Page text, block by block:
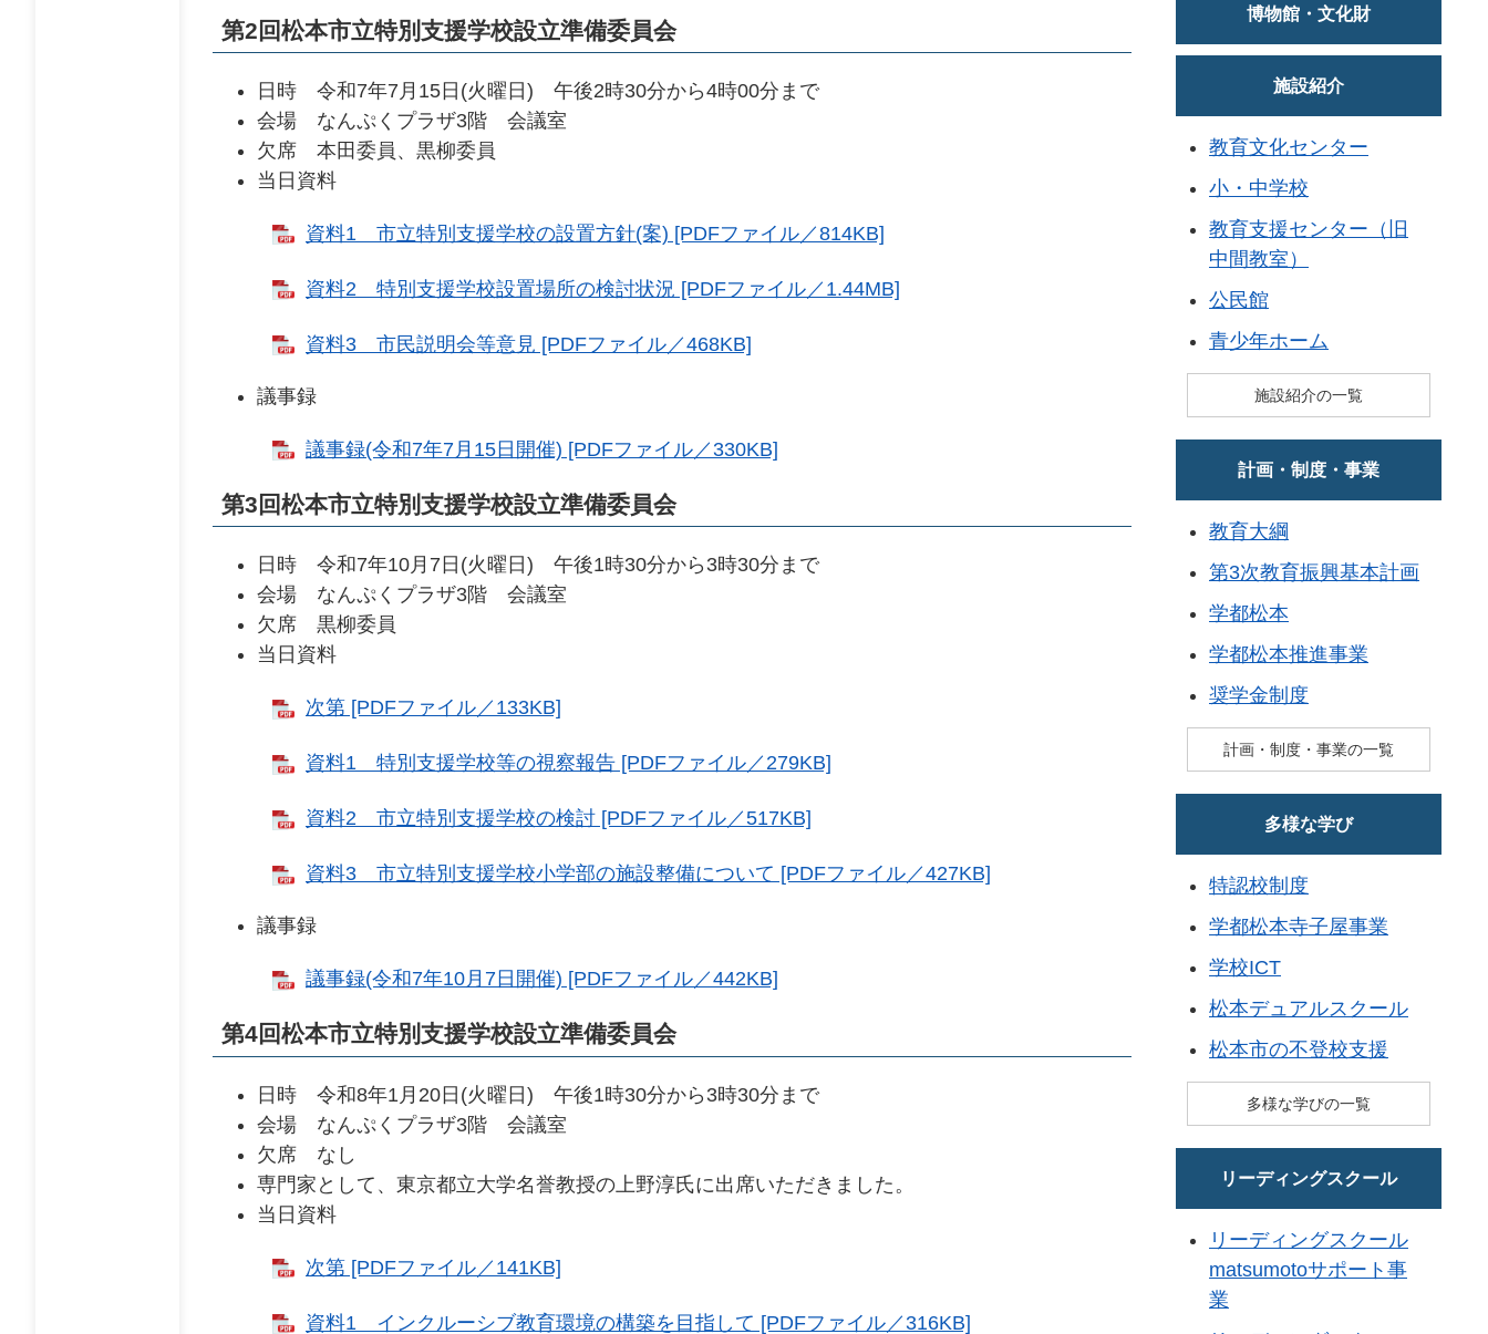
第2回松本市立特別支援学校設立準備委員会
日時 令和7年7月15日(火曜日) 午後2時30分から4時00分まで
会場 なんぷくプラザ3階 会議室
欠席 本田委員、黒柳委員
当日資料
資料1 市立特別支援学校の設置方針(案) [PDFファイル／814KB]
資料2 特別支援学校設置場所の検討状況 [PDFファイル／1.44MB]
資料3 市民説明会等意見 [PDFファイル／468KB]
議事録
議事録(令和7年7月15日開催) [PDFファイル／330KB]
第3回松本市立特別支援学校設立準備委員会
日時 令和7年10月7日(火曜日) 午後1時30分から3時30分まで
会場 なんぷくプラザ3階 会議室
欠席 黒柳委員
当日資料
次第 [PDFファイル／133KB]
資料1 特別支援学校等の視察報告 [PDFファイル／279KB]
資料2 市立特別支援学校の検討 [PDFファイル／517KB]
資料3 市立特別支援学校小学部の施設整備について [PDFファイル／427KB]
議事録
議事録(令和7年10月7日開催) [PDFファイル／442KB]
第4回松本市立特別支援学校設立準備委員会
日時 令和8年1月20日(火曜日) 午後1時30分から3時30分まで
会場 なんぷくプラザ3階 会議室
欠席 なし
専門家として、東京都立大学名誉教授の上野淳氏に出席いただきました。
当日資料
次第 [PDFファイル／141KB]
資料1 インクルーシブ教育環境の構築を目指して [PDFファイル／316KB]
博物館・文化財
施設紹介
教育文化センター
小・中学校
教育支援センター（旧
中間教室）
公民館
青少年ホーム
施設紹介の一覧
計画・制度・事業
教育大綱
第3次教育振興基本計画
学都松本
学都松本推進事業
奨学金制度
計画・制度・事業の一覧
多様な学び
特認校制度
学都松本寺子屋事業
学校ICT
松本デュアルスクール
松本市の不登校支援
多様な学びの一覧
リーディングスクール
リーディングスクール
matsumotoサポート事
業